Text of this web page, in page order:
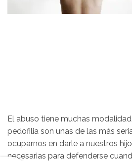
El abuso tiene muchas
pedofilia son unas de las más
ocuparnos en darle a nuestros
necesarias para defenderse